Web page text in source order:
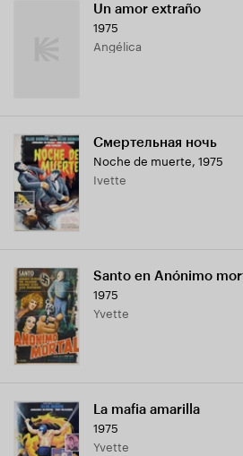
Un amor extraño
1975
Angélica
Смертельная ночь
Noche de muerte, 1975
Ivette
Santo en Anónimo
1975
Yvette
La mafia amarilla
1975
Yvette